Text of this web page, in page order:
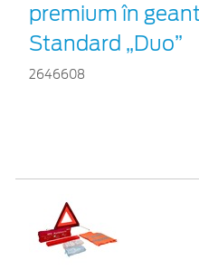
premium în
Standard „Duo”
2646608